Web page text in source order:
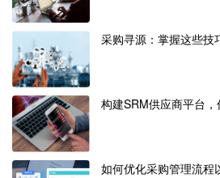
采购寻源：掌握这些技
构建SRM供应商平台
如何优化采购管理流程